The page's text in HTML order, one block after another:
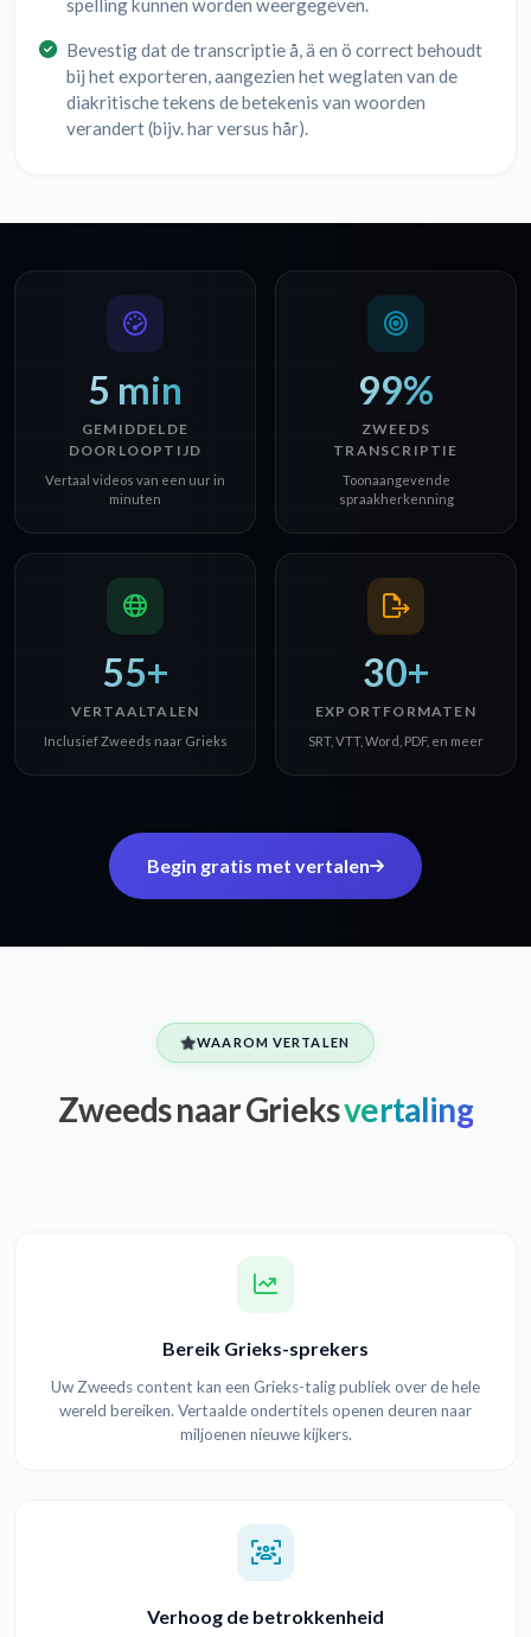
spelling kunnen worden weergegeven.
Bevestig dat de transcriptie å, ä en ö correct behoudt
bij het exporteren, aangezien het weglaten van de
diakritische tekens de betekenis van woorden
verandert (bijv. har versus hår).
5 min
GEMIDDELDE
DOORLOOPTIJD
Vertaal videos van een uur in
minuten
99%
ZWEEDS
TRANSCRIPTIE
Toonaangevende
spraakherkenning
55+
VERTAALTALEN
Inclusief Zweeds naar Grieks
30+
EXPORTFORMATEN
SRT, VTT, Word, PDF, en meer
Begin gratis met vertalen
WAAROM VERTALEN
Zweeds naar Grieksvertaling
Bereik Grieks-sprekers
Uw Zweeds content kan een Grieks-talig publiek over de hele
wereld bereiken. Vertaalde ondertitels openen deuren naar
miljoenen nieuwe kijkers.
Verhoog de betrokkenheid